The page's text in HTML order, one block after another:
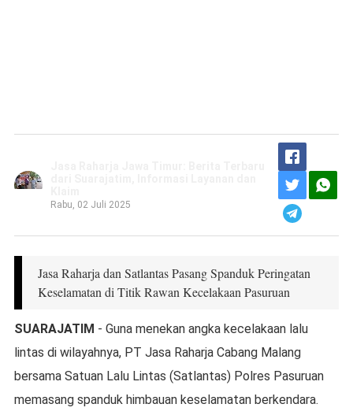
Rabu, 02 Juli 2025
Jasa Raharja dan Satlantas Pasang Spanduk Peringatan
Keselamatan di Titik Rawan Kecelakaan Pasuruan
SUARAJATIM - Guna menekan angka kecelakaan lalu
lintas di wilayahnya, PT Jasa Raharja Cabang Malang
bersama Satuan Lalu Lintas (Satlantas) Polres Pasuruan
memasang spanduk himbauan keselamatan berkendara.